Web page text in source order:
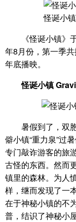
怪诞小
《怪诞小镇
年8月份，第一季
年底播映。
怪诞小镇
暑假到了，双
僻小镇“重力泉”过
专门敲诈游客的旅
古怪的东西。然而
镇里的森林。为人
样，继而发现了一
在于神秘小镇的不
普，结识了神秘小